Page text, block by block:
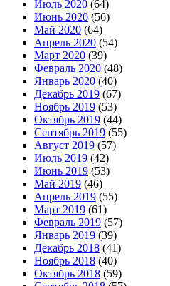
Июль 2020 (64)
Июнь 2020 (56)
Май 2020 (64)
Апрель 2020 (54)
Март 2020 (39)
Февраль 2020 (48)
Январь 2020 (40)
Декабрь 2019 (67)
Ноябрь 2019 (53)
Октябрь 2019 (44)
Сентябрь 2019 (55)
Август 2019 (57)
Июль 2019 (42)
Июнь 2019 (53)
Май 2019 (46)
Апрель 2019 (55)
Март 2019 (61)
Февраль 2019 (57)
Январь 2019 (39)
Декабрь 2018 (41)
Ноябрь 2018 (40)
Октябрь 2018 (59)